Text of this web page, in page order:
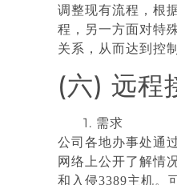
调整现有流程，根
程，另一方面对特
关系，从而达到控
(六) 远程
1. 需求
公司各地办事处通
网络上公开了解情
和入侵3389主机。